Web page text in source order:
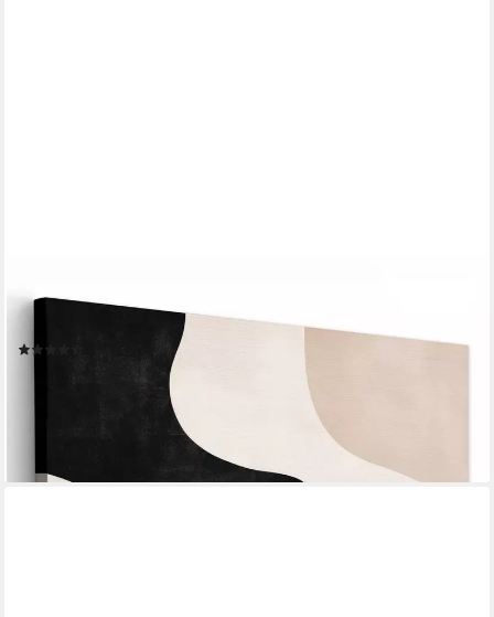
Leinwandbild Abstrakt - Japandi - Beige - Modern, Fotodruck (1
St), Leinwand Bilder Klein, Wand Dekoration Aesthetic 30x20 cm
ab 19,35 € UVP 28,00 €
lieferbar - in 3-4 Werktagen bei dir